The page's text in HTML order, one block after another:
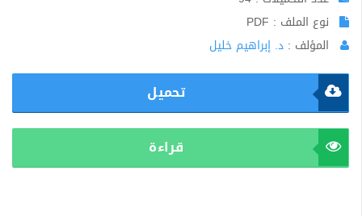
نوع الملف : PDF
المؤلف : د. إبراهيم خليل
تحميل
قراءة